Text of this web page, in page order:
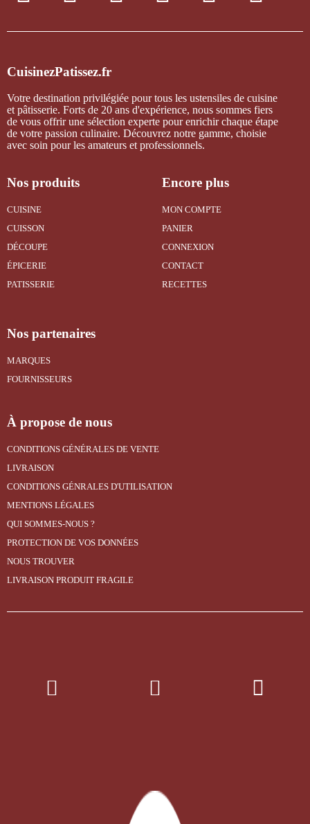
CuisinezPatissez.fr
Votre destination privilégiée pour tous les ustensiles de cuisine
et pâtisserie. Forts de 20 ans d'expérience, nous sommes fiers
de vous offrir une sélection experte pour enrichir chaque étape
de votre passion culinaire. Découvrez notre gamme, choisie
avec soin pour les amateurs et professionnels.
Nos produits
CUISINE
CUISSON
DÉCOUPE
ÉPICERIE
PATISSERIE
Encore plus
MON COMPTE
PANIER
CONNEXION
CONTACT
RECETTES
Nos partenaires
MARQUES
FOURNISSEURS
À propose de nous
CONDITIONS GÉNÉRALES DE VENTE
LIVRAISON
CONDITIONS GÉNRALES D'UTILISATION
MENTIONS LÉGALES
QUI SOMMES-NOUS ?
PROTECTION DE VOS DONNÉES
NOUS TROUVER
LIVRAISON PRODUIT FRAGILE